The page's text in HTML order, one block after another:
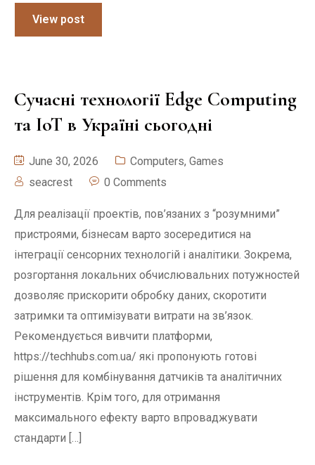
View post
Сучасні технології Edge Computing
та IoT в Україні сьогодні
June 30, 2026
Computers, Games
seacrest
0 Comments
Для реалізації проектів, пов’язаних з “розумними”
пристроями, бізнесам варто зосередитися на
інтеграції сенсорних технологій і аналітики. Зокрема,
розгортання локальних обчислювальних потужностей
дозволяє прискорити обробку даних, скоротити
затримки та оптимізувати витрати на зв’язок.
Рекомендується вивчити платформи,
https://techhubs.com.ua/ які пропонують готові
рішення для комбінування датчиків та аналітичних
інструментів. Крім того, для отримання
максимального ефекту варто впроваджувати
стандарти […]